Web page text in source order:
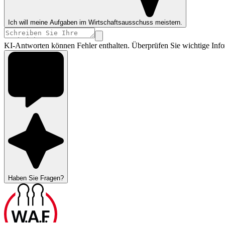
Ich will meine Aufgaben im Wirtschaftsausschuss meistern.
KI-Antworten können Fehler enthalten. Überprüfen Sie wichtige
Haben Sie Fragen?